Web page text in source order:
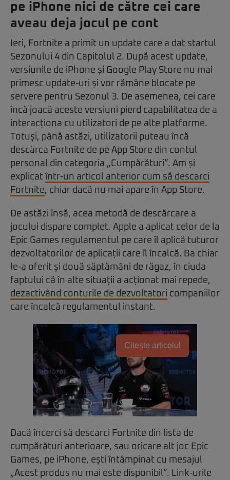
pe iPhone nici de către cei care
aveau deja jocul pe cont
Ieri, Fortnite a primit un update care a dat startul
Sezonului 4 din Capitolul 2. După acest update,
versiunile de iPhone și Google Play Store nu mai
primesc update-uri și vor rămâne blocate pe
servere pentru Sezonul 3. De asemenea, cei care
încă joacă aceste versiuni pierd capabilitatea de a
interacționa cu utilizatori de pe alte platforme.
Totuși, până astăzi, utilizatorii puteau încă
descărca Fortnite de pe App Store din contul
personal din categoria „Cumpărături”. Am și
explicat într-un articol anterior cum să descarci
Fortnite, chiar dacă nu mai apare în App Store.
De astăzi însă, acea metodă de descărcare a
jocului dispare complet. Apple a aplicat celor de la
Epic Games regulamentul pe care îl aplică tuturor
dezvoltatorilor de aplicații care îl încalcă. Ba chiar
le-a oferit și două săptămâni de răgaz, în ciuda
faptului că în alte situații a acționat mai repede,
dezactivând conturile de dezvoltatori companiilor
care încalcă regulamentul instant.
Citește articolul
Dacă încerci să descarci Fortnite din lista de
cumpărături anterioare, sau oricare alt joc Epic
Games, pe iPhone, ești întâmpinat cu mesajul
„Acest produs nu mai este disponibil”. Link-urile